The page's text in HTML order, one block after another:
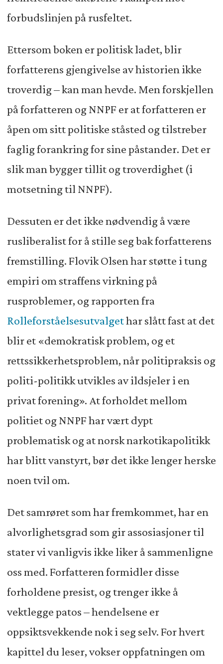
forbudslinjen på rusfeltet.
Ettersom boken er politisk ladet, blir
forfatterens gjengivelse av historien ikke
troverdig – kan man hevde. Men forskjellen
på forfatteren og NNPF er at forfatteren er
åpen om sitt politiske ståsted og tilstreber
faglig forankring for sine påstander. Det er
slik man bygger tillit og troverdighet (i
motsetning til NNPF).
Dessuten er det ikke nødvendig å være
rusliberalist for å stille seg bak forfatterens
fremstilling. Flovik Olsen har støtte i tung
empiri om straffens virkning på
rusproblemer, og rapporten fra
Rolleforståelsesutvalgethar slått fast at det
blir et «demokratisk problem, og et
rettssikkerhetsproblem, når politipraksis og
politi-politikk utvikles av ildsjeler i en
privat forening». At forholdet mellom
politiet og NNPF har vært dypt
problematisk og at norsk narkotikapolitikk
har blitt vanstyrt, bør det ikke lenger herske
noen tvil om.
Det samrøret som har fremkommet, har en
alvorlighetsgrad som gir assosiasjoner til
stater vi vanligvis ikke liker å sammenligne
oss med. Forfatteren formidler disse
forholdene presist, og trenger ikke å
vektlegge patos – hendelsene er
oppsiktsvekkende nok i seg selv. For hvert
kapittel du leser, vokser oppfatningen om